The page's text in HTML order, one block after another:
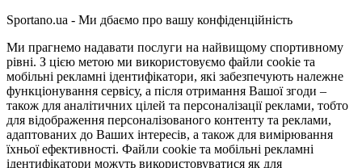
Sportano.ua - Ми дбаємо про вашу конфіденційність
Ми прагнемо надавати послуги на найвищому спортивному
рівні. З цією метою ми використовуємо файли cookie та
мобільні рекламні ідентифікатори, які забезпечують належне
функціонування сервісу, а після отримання Вашої згоди –
також для аналітичних цілей та персоналізації реклами, тобто
для відображення персоналізованого контенту та реклами,
адаптованих до Ваших інтересів, а також для вимірювання
їхньої ефективності. Файли cookie та мобільні рекламні
ідентифікатори можуть використовуватися як для